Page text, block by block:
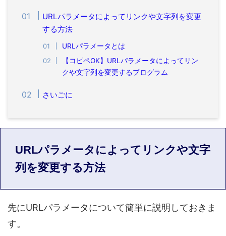
URLパラメータによってリンクや文字列を変更
する方法
URLパラメータとは
【コピペOK】URLパラメータによってリン
クや文字列を変更するプログラム
さいごに
URLパラメータによってリンクや文字
列を変更する方法
先にURLパラメータについて簡単に説明しておきま
す。